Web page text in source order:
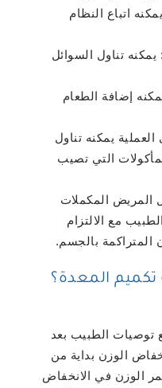
اتباع النظام
تناول السوائل
إضافة الطعام
يمكنه تناول
التي تصيب
المريض المكملات
مع الالتزام
المتراكمة بالجسم.
المعدة؟
توصيات الطبيب بعد
الوزن بداية من
الوزن في الانخفاض